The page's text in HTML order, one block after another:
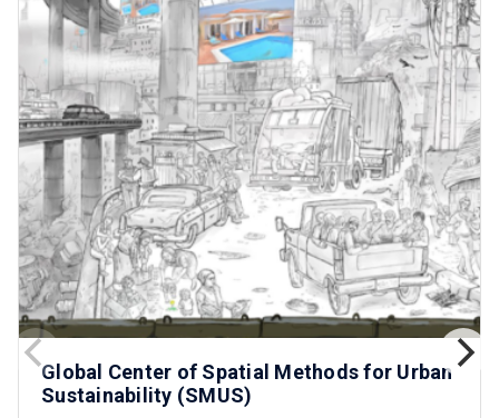
Global Center of Spatial Methods for Urban
Sustainability (SMUS)